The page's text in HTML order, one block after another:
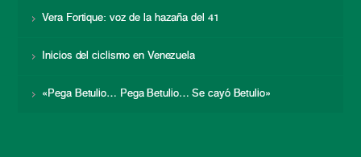
Vera Fortique: voz de la hazaña del 41
Inicios del ciclismo en Venezuela
«Pega Betulio… Pega Betulio… Se cayó Betulio»